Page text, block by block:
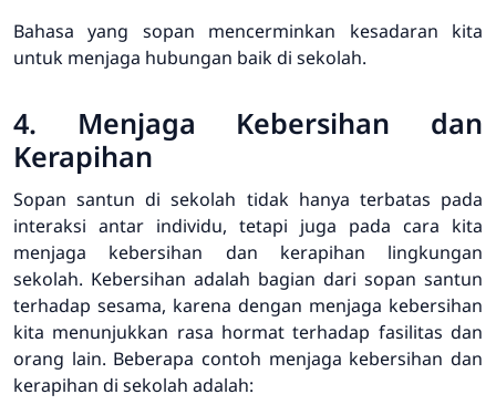
Bahasa yang sopan mencerminkan kesadaran kita
untuk menjaga hubungan baik di sekolah.
4. Menjaga Kebersihan dan
Kerapihan
Sopan santun di sekolah tidak hanya terbatas pada
interaksi antar individu, tetapi juga pada cara kita
menjaga kebersihan dan kerapihan lingkungan
sekolah. Kebersihan adalah bagian dari sopan santun
terhadap sesama, karena dengan menjaga kebersihan
kita menunjukkan rasa hormat terhadap fasilitas dan
orang lain. Beberapa contoh menjaga kebersihan dan
kerapihan di sekolah adalah: